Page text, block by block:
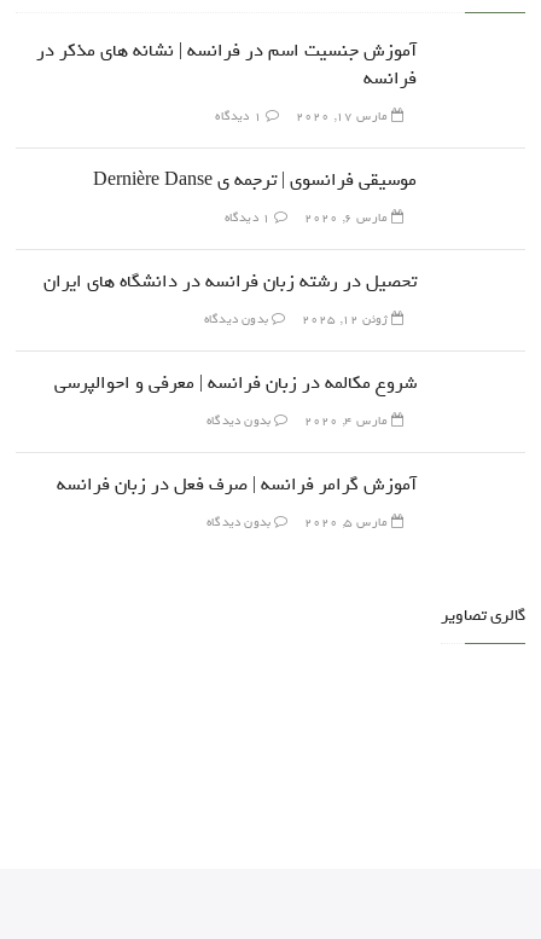
آموزش جنسیت اسم در فرانسه | نشانه های مذکر در
فرانسه
مارس 17, 2020 1 دیدگاه
موسیقی فرانسوی | ترجمه ی Dernière Danse
مارس 6, 2020 1 دیدگاه
تحصیل در رشته زبان فرانسه در دانشگاه های ایران
ژوئن 12, 2025 بدون دیدگاه
شروع مکالمه در زبان فرانسه | معرفی و احوالپرسی
مارس 4, 2020 بدون دیدگاه
آموزش گرامر فرانسه | صرف فعل در زبان فرانسه
مارس 5, 2020 بدون دیدگاه
گالری تصاویر